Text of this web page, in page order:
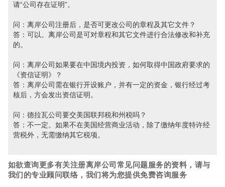
请“公司存在证明”。
问：离岸公司注册后，是否可更改公司的章程及其它文件？
答：可以。离岸公司是可对章程和其它文件进行合法修改和补充
的。
问：离岸公司如果要在中国境内投资，如何取得中国政府要求的
《资信证明》？
答：离岸公司需在银行开设账户，并有一定的资金，银行经过考
核后，方会发出资信证明。
问：德拉瓦公司要交美国联邦税和州税吗？
答：不一定。如果不在美国经营商业活动，除了缴纳年度特许经
营税外，无需缴纳其它税项。
如欲查询更多有关注册离岸公司常见问题服务的资料，请与
我们的专业顾问联络，我们将为您提供免费咨询服务